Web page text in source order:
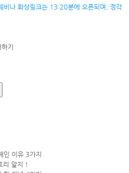
비나 화상링크는 13:20분에 오픈되며, 정각
기
인 이유 3가지
리 알지 !